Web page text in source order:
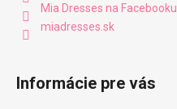
Mia Dresses na Facebooku
miadresses.sk
Informácie pre vás